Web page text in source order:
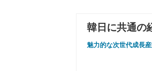
韓日に共通の
魅力的な次世代成長